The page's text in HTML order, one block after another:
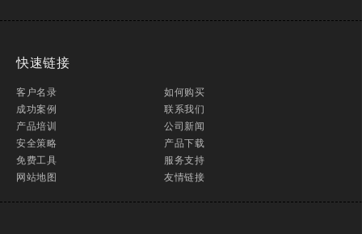
快速链接
客户名录
成功案例
产品培训
安全策略
免费工具
网站地图
如何购买
联系我们
公司新闻
产品下载
服务支持
友情链接